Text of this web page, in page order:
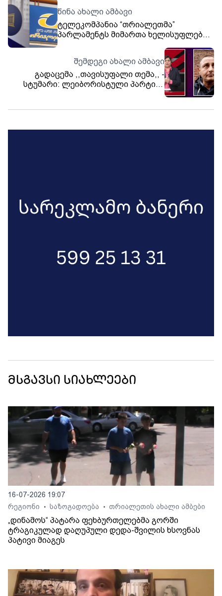
წინა ახალი ამბავი
ტელეკომპანია “თრიალეთმა”
პარლამენტს მიმართა ხელისუფლების
მიმართ შერჩევითი ზეწოლის ფაქტებზე
რეაგირების მოთხოვნით
შემდეგი ახალი ამბავი
გადაცემა ,,თავისუფალი თემა,, -
სტუმარი: ლეიბორისტული პარტიის
მსგავსი სიახლეები
16-07-2026 19:07
რეგიონი
• საზოგადოება • თრიალეთის ახალი ამბები
„დინამოს“ პატარა ფეხბურთელებმა გორში
ტრაგიკულად დაღუპული დედა-შვილის ხსოვნას
პატივი მიაგეს